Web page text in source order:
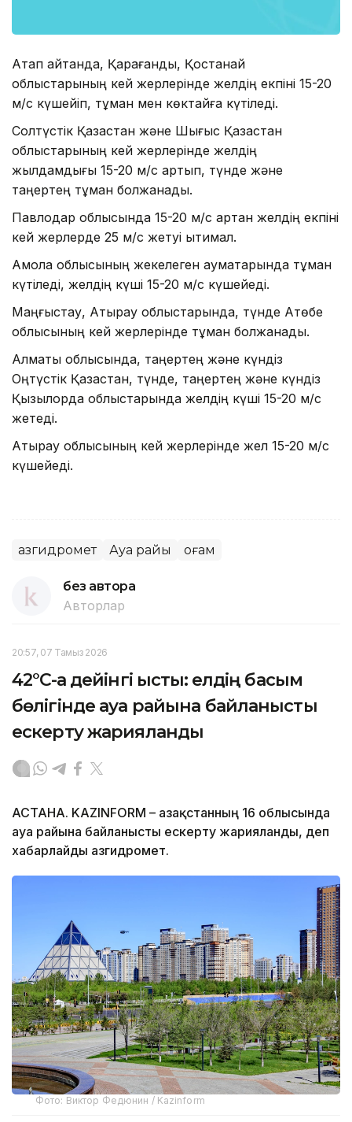
Атап айтқанда, Қарағанды, Қостанай
облыстарының кей жерлерінде желдің екпіні 15-20
м/с күшейіп, тұман мен көктайғақ күтіледі.
Солтүстік Қазақстан және Шығыс Қазақстан
облыстарының кей жерлерінде желдің
жылдамдығы 15-20 м/с артып, түнде және
таңертең тұман болжанады.
Павлодар облысында 15-20 м/с артқан желдің екпіні
кей жерлерде 25 м/с жетуі ықтимал.
Ақмола облысының жекелеген аумақтарында тұман
күтіледі, желдің күші 15-20 м/с күшейеді.
Маңғыстау, Атырау облыстарында, түнде Ақтөбе
облысының кей жерлерінде тұман болжанады.
Алматы облысында, таңертең және күндіз
Оңтүстік Қазақстан, түнде, таңертең және күндіз
Қызылорда облыстарында желдің күші 15-20 м/с
жетеді.
Атырау облысының кей жерлерінде жел 15-20 м/с
күшейеді.
Қазгидромет Ауа райы Қоғам
без автора
Авторлар
20:57, 07 Тамыз 2026
42°C-қа дейінгі ыстық: елдің басым
бөлігінде ауа райына байланысты
ескерту жарияланды
АСТАНА. KAZINFORM – Қазақстанның 16 облысында
ауа райына байланысты ескерту жарияланды, деп
хабарлайды Қазгидромет.
Фото: Виктор Федюнин / Kazinform